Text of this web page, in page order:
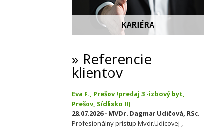
Referencie
klientov
Eva P., Prešov !predaj 3 -izbový byt,
Prešov, Sídlisko II)
28.07.2026 - MVDr. Dagmar Udičová, RSc.
Profesionálny prístup Mvdr.Udicovej ,